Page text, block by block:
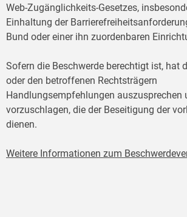
Web-Zugänglichkeits-Gesetzes,
Einhaltung der
Bund oder einer ihn zuordenbaren
Sofern die Beschwerde berechtigt ist, hat
oder den betroffenen Rechtsträgern
Handlungsempfehlungen auszusprechen
vorzuschlagen, die der Beseitigung der
dienen.
Weitere Informationen zum